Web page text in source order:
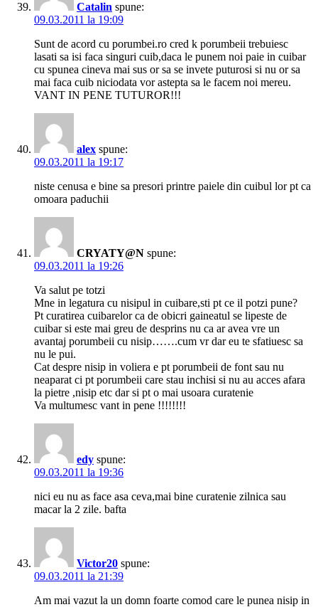
Catalin spune:
09.03.2011 la 19:09
Sunt de acord cu porumbei.ro cred k porumbeii trebuiesc
lasati sa isi faca singuri cuib,daca le punem noi paie in cuibar
cu spunea cineva mai sus or sa se invete puturosi si nu or sa
mai faca cuib niciodata vor astepta sa le facem noi mereu.
VANT IN PENE TUTUROR!!!
alex spune:
09.03.2011 la 19:17
niste cenusa e bine sa presori printre paiele din cuibul lor pt ca
omoara paduchii
CRYATY@N spune:
09.03.2011 la 19:26
Va salut pe totzi
Mne in legatura cu nisipul in cuibare,sti pt ce il potzi pune?
Pt curatirea cuibarelor ca de obicri gaineatul se lipeste de
cuibar si este mai greu de desprins nu ca ar avea vre un
avantaj porumbeii cu nisip…….cum vr dar eu te sfatiuesc sa
nu le pui.
Cat despre nisip in voliera e pt porumbeii de font sau nu
neaparat ci pt porumbeii care stau inchisi si nu au acces afara
la pietre ,nisip etc dar si pt o mai usoara curatenie
Va multumesc vant in pene !!!!!!!!
edy spune:
09.03.2011 la 19:36
nici eu nu as face asa ceva,mai bine curatenie zilnica sau
macar la 2 zile. bafta
Victor20 spune:
09.03.2011 la 21:39
Am mai vazut la un domn foarte comod care le punea nisip in